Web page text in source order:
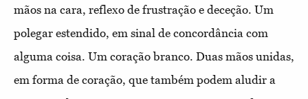
mãos na cara, reflexo de frustração e deceção. Um
polegar estendido, em sinal de concordância com
alguma coisa. Um coração branco. Duas mãos unidas,
em forma de coração, que também podem aludir a